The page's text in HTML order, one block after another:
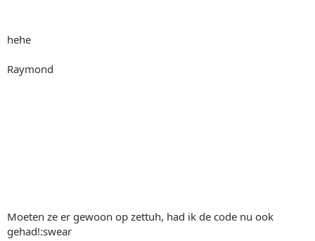
hehe
Raymond
Moeten ze er gewoon op zettuh, had ik de code nu ook
gehad!:swear